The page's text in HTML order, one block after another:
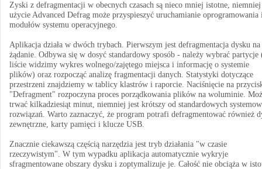
Zyski z defragmentacji w obecnych czasach są nieco mniej istotne, niemniej
użycie Advanced Defrag może przyspieszyć uruchamianie oprogramowania
modułów systemu operacyjnego.
Aplikacja działa w dwóch trybach. Pierwszym jest defragmentacja dysku na
żądanie. Odbywa się w dosyć standardowy sposób - należy wybrać partycje
liście widzimy wykres wolnego/zajętego miejsca i informację o systemie
plików) oraz rozpocząć analizę fragmentacji danych. Statystyki dotyczące
przestrzeni znajdziemy w tablicy klastrów i raporcie. Naciśnięcie na
"Defragment" rozpoczyna proces porządkowania plików na woluminie.
trwać kilkadziesiąt minut, niemniej jest krótszy od standardowych
rozwiązań. Warto zaznaczyć, że program potrafi defragmentować również
zewnętrzne, karty pamięci i klucze USB.
Znacznie ciekawszą częścią narzędzia jest tryb działania "w czasie
rzeczywistym". W tym wypadku aplikacja automatycznie wykryje
sfragmentowane obszary dysku i zoptymalizuje je. Całość nie obciąża w